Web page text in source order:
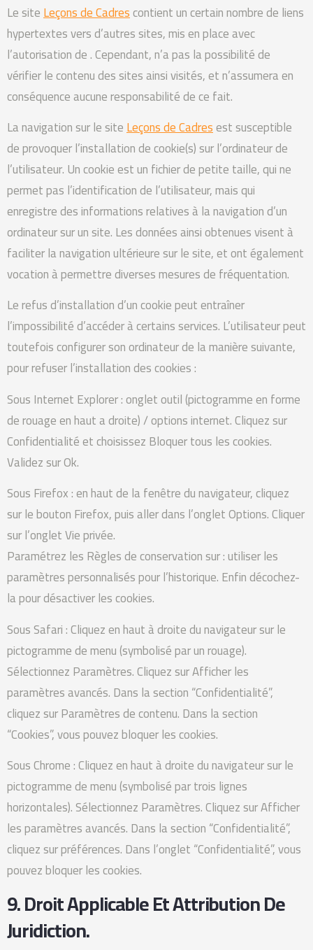
Le siteLeçons de Cadrescontient un certain nombre de liens
hypertextes vers d’autres sites, mis en place avec
l’autorisation de . Cependant, n’a pas la possibilité de
vérifier le contenu des sites ainsi visités, et n’assumera en
conséquence aucune responsabilité de ce fait.
La navigation sur le siteLeçons de Cadresest susceptible
de provoquer l’installation de cookie(s) sur l’ordinateur de
l’utilisateur. Un cookie est un fichier de petite taille, qui ne
permet pas l’identification de l’utilisateur, mais qui
enregistre des informations relatives à la navigation d’un
ordinateur sur un site. Les données ainsi obtenues visent à
faciliter la navigation ultérieure sur le site, et ont également
vocation à permettre diverses mesures de fréquentation.
Le refus d’installation d’un cookie peut entraîner
l’impossibilité d’accéder à certains services. L’utilisateur peut
toutefois configurer son ordinateur de la manière suivante,
pour refuser l’installation des cookies :
Sous Internet Explorer : onglet outil (pictogramme en forme
de rouage en haut a droite) / options internet. Cliquez sur
Confidentialité et choisissez Bloquer tous les cookies.
Validez sur Ok.
Sous Firefox : en haut de la fenêtre du navigateur, cliquez
sur le bouton Firefox, puis aller dans l’onglet Options. Cliquer
sur l’onglet Vie privée.
Paramétrez les Règles de conservation sur : utiliser les
paramètres personnalisés pour l’historique. Enfin décochez-
la pour désactiver les cookies.
Sous Safari : Cliquez en haut à droite du navigateur sur le
pictogramme de menu (symbolisé par un rouage).
Sélectionnez Paramètres. Cliquez sur Afficher les
paramètres avancés. Dans la section “Confidentialité”,
cliquez sur Paramètres de contenu. Dans la section
“Cookies”, vous pouvez bloquer les cookies.
Sous Chrome : Cliquez en haut à droite du navigateur sur le
pictogramme de menu (symbolisé par trois lignes
horizontales). Sélectionnez Paramètres. Cliquez sur Afficher
les paramètres avancés. Dans la section “Confidentialité”,
cliquez sur préférences. Dans l’onglet “Confidentialité”, vous
pouvez bloquer les cookies.
9. Droit Applicable Et Attribution De
Juridiction.